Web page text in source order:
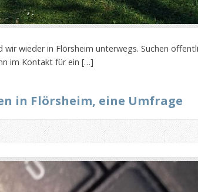
wieder in Flörsheim unterwegs. Suchen
im Kontakt für ein […]
in Flörsheim, eine Umfrage